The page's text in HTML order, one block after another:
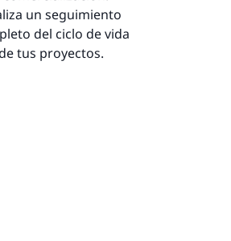
un seguimiento
del ciclo de vida
tus proyectos.